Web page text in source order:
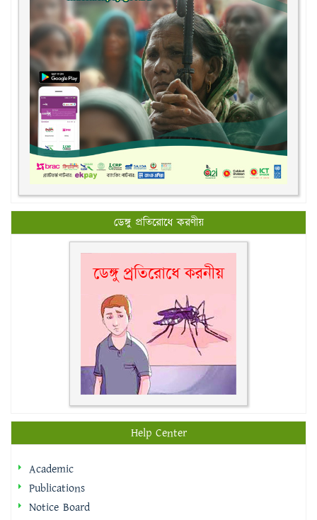
ডেঙ্গু প্রতিরোধে করণীয়
Help Center
Academic
Publications
Notice Board